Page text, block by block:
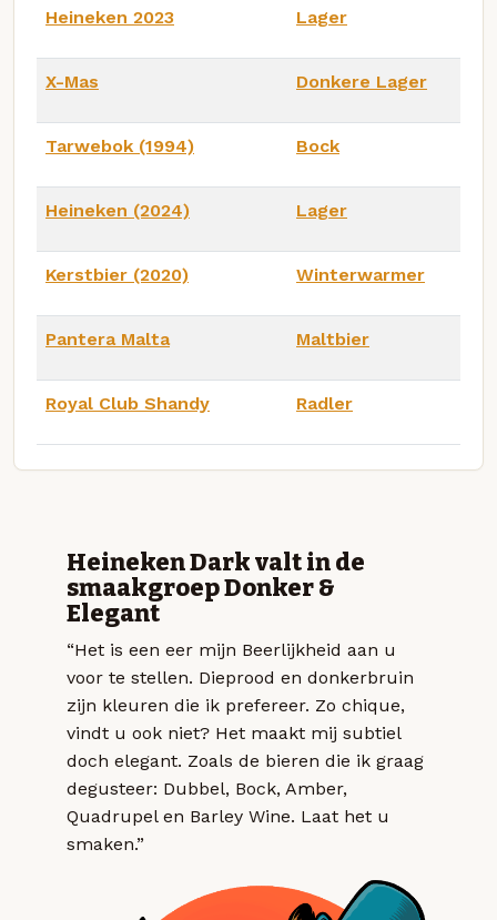
Heineken 2023 Lager
X-Mas Donkere Lager
Tarwebok (1994) Bock
Heineken (2024) Lager
Kerstbier (2020) Winterwarmer
Pantera Malta Maltbier
Royal Club Shandy Radler
Heineken Dark valt in de
smaakgroep Donker &
Elegant
“Het is een eer mijn Beerlijkheid aan u
voor te stellen. Dieprood en donkerbruin
zijn kleuren die ik prefereer. Zo chique,
vindt u ook niet? Het maakt mij subtiel
doch elegant. Zoals de bieren die ik graag
degusteer: Dubbel, Bock, Amber,
Quadrupel en Barley Wine. Laat het u
smaken.”